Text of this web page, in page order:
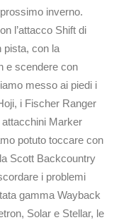
inverno.
l’attacco Shift di
pista, con la
e scendere con
messo ai piedi i
i Fischer Ranger
attacchini Marker
potuto toccare con
Scott Backcountry
i problemi
gamma Wayback
Solar e Stellar, le